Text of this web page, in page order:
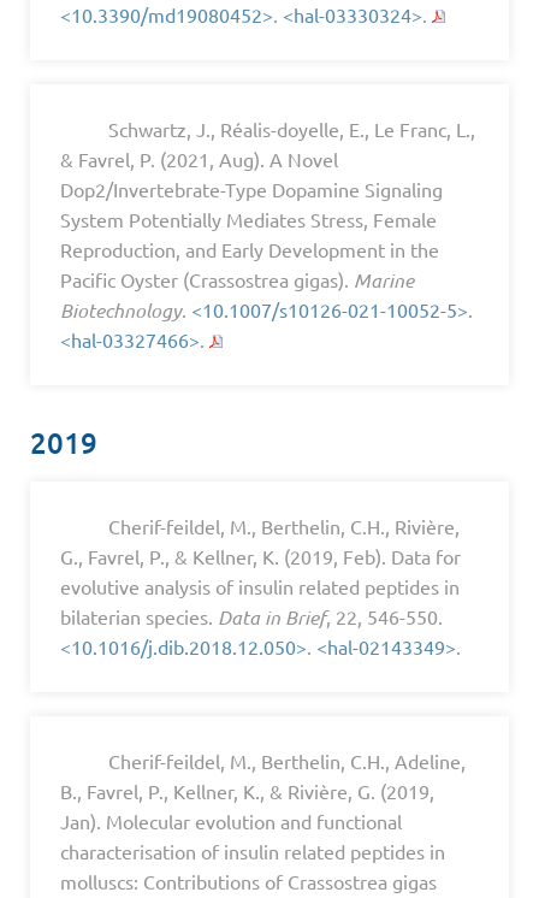
<10.3390/md19080452> <hal-03330324>
Schwartz, J., Réalis-doyelle, E., Le Franc, L.,
& Favrel, P. (2021, Aug). A Novel
Dop2/Invertebrate-Type Dopamine Signaling
System Potentially Mediates Stress, Female
Reproduction, and Early Development in the
Pacific Oyster (Crassostrea gigas). Marine
Biotechnology. <10.1007/s10126-021-10052-5>
<hal-03327466>
2019
Cherif-feildel, M., Berthelin, C.H., Rivière,
G., Favrel, P., & Kellner, K. (2019, Feb). Data for
evolutive analysis of insulin related peptides in
bilaterian species. Data in Brief, 22, 546-550.
<10.1016/j.dib.2018.12.050>. <hal-02143349>.
Cherif-feildel, M., Berthelin, C.H., Adeline,
B., Favrel, P., Kellner, K., & Rivière, G. (2019,
Jan). Molecular evolution and functional
characterisation of insulin related peptides in
molluscs: Contributions of Crassostrea gigas